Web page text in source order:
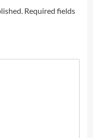
Required fields